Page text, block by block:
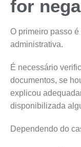
for
O primeiro passo
administrativa.
É necessário
documentos, se
explicou
disponibilizada
Dependendo do